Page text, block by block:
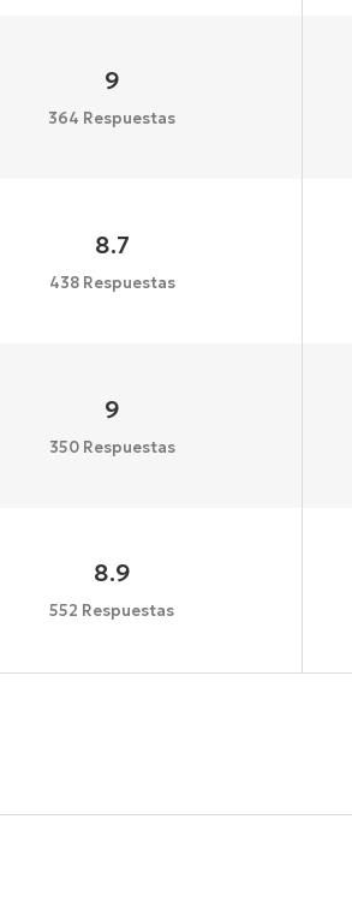
9
364 Respuestas
8.7
438 Respuestas
9
350 Respuestas
8.9
552 Respuestas